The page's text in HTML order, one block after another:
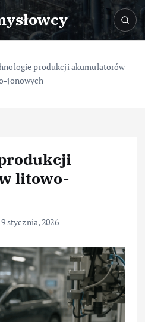
produkcji akumulatorów
jonowych
litowo-
9 stycznia, 2026